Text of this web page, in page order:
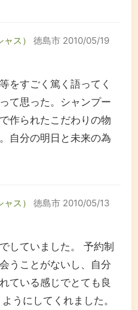
ス） 徳島市 2010/05/19
をすごく篤く語ってく
て思った。シャンプー
作られたこだわりの物
自分の明日と未来の為
ス） 徳島市 2010/05/13
していました。 予約制
うことがないし、自分
ている感じでとても良
うにしてくれました。